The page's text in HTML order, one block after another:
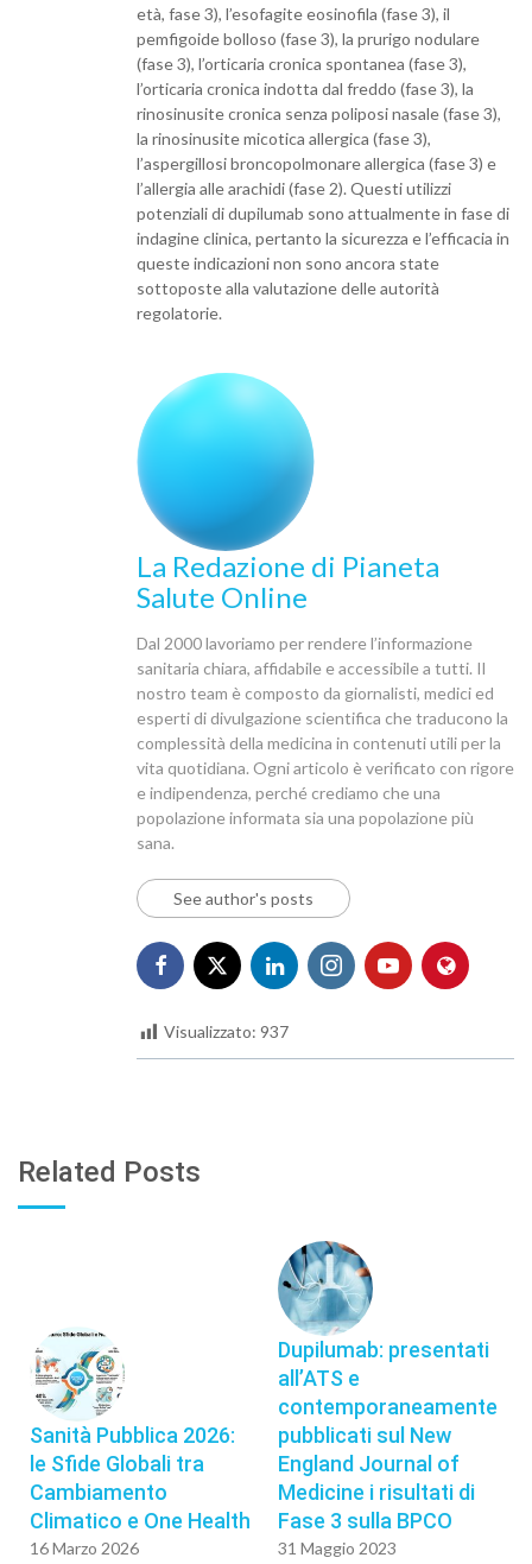
età, fase 3), l’esofagite eosinofila (fase 3), il
pemfigoide bolloso (fase 3), la prurigo nodulare
(fase 3), l’orticaria cronica spontanea (fase 3),
l’orticaria cronica indotta dal freddo (fase 3), la
rinosinusite cronica senza poliposi nasale (fase 3),
la rinosinusite micotica allergica (fase 3),
l’aspergillosi broncopolmonare allergica (fase 3) e
l’allergia alle arachidi (fase 2). Questi utilizzi
potenziali di dupilumab sono attualmente in fase di
indagine clinica, pertanto la sicurezza e l’efficacia in
queste indicazioni non sono ancora state
sottoposte alla valutazione delle autorità
regolatorie.
La Redazione di Pianeta
Salute Online
Dal 2000 lavoriamo per rendere l’informazione
sanitaria chiara, affidabile e accessibile a tutti. Il
nostro team è composto da giornalisti, medici ed
esperti di divulgazione scientifica che traducono la
complessità della medicina in contenuti utili per la
vita quotidiana. Ogni articolo è verificato con rigore
e indipendenza, perché crediamo che una
popolazione informata sia una popolazione più
sana.
See author's posts
Visualizzato: 937
Related Posts
Sanità Pubblica 2026:
le Sfide Globali tra
Cambiamento
Climatico e One Health
16 Marzo 2026
Dupilumab: presentati
all’ATS e
contemporaneamente
pubblicati sul New
England Journal of
Medicine i risultati di
Fase 3 sulla BPCO
31 Maggio 2023